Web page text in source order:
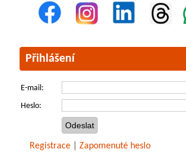
Přihlášení
E-mail:
Heslo:
Registrace Zapomenuté heslo